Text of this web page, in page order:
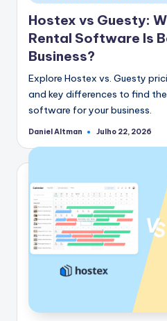
em
Hostex vs Guesty:
Rental Software Is
Business?
Explore Hostex vs. Guesty
and key differences to find
software for your business.
Postado
Daniel Altman Julho 22, 2026